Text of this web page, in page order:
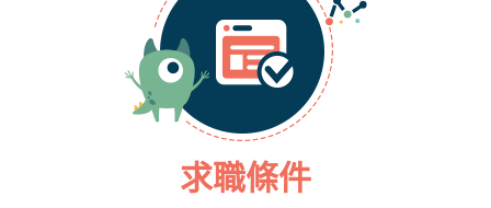
求職條件